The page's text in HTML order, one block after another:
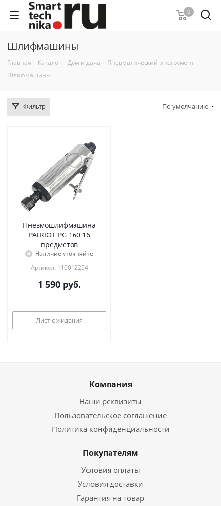
0
Шлифмашины
Главная - Каталог - Дом и дача - Пневматический инструмент -
Шлифмашины
Фильтр По умолчанию
Пневмошлифмашина
PATRIOT PG 160 16
предметов
Наличие уточняйте
Артикул: 110012254
1 590руб.
Лист ожидания
Компания
Наши реквизиты
Пользовательское соглашение
Политика конфиденциальности
Покупателям
Условия оплаты
Условия доставки
Гарантия на товар